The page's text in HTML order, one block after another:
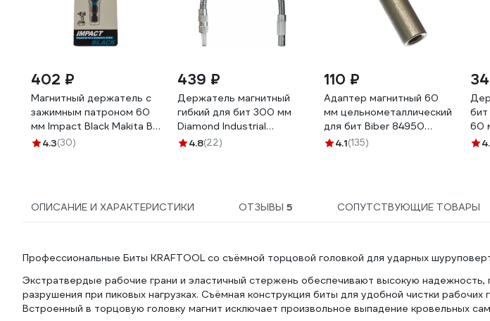
402 ₽
Магнитный держатель с
зажимным патроном 60
мм Impact Black Makita B-
66802
4.3(30)
439 ₽
Держатель магнитный
гибкий для бит 300 мм
Diamond Industrial
DIDBITUDL300
4.8(22)
110 ₽
Адаптер магнитный 60
мм цельнометаллический
для бит Biber 84950
тов-166216
4.1(135)
бит
60
ОПИСАНИЕ И ХАРАКТЕРИСТИКИ ОТЗЫВЫ5 СОПУТСТВУЮЩИЕ ТОВАРЫ
Профессиональные Биты KRAFTOOL со съёмной торцовой головкой для ударных
Экстратвердые рабочие грани и эластичный стержень обеспечивают высокую надежность,
разрушения при пиковых нагрузках. Съёмная конструкция биты для удобной чистки рабочих
Встроенный в торцовую головку магнит исключает произвольное выпадение кровельных